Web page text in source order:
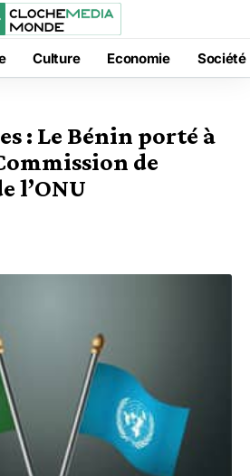
Culture Economie Société
: Le Bénin porté à
de
l’ONU